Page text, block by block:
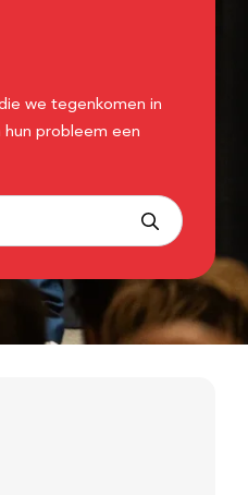
we tegenkomen in
hun probleem een